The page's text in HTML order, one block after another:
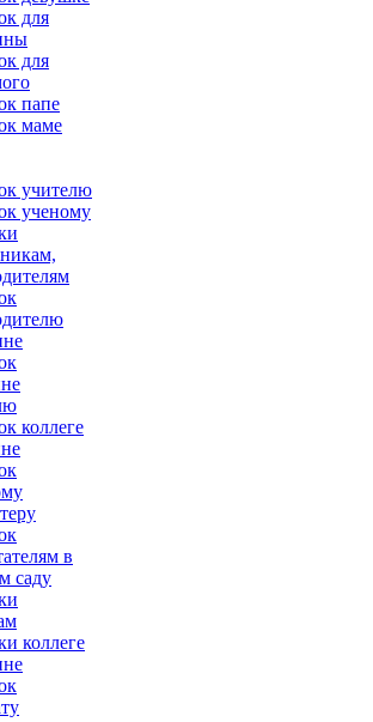
для
для
папе
маме
учителю
ученому
коллеге
в
саду
коллеге